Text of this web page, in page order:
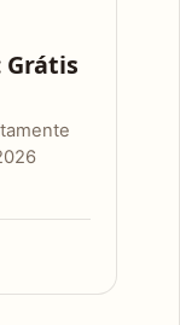
Grátis